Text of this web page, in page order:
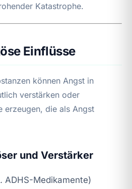
Katastrophe.
Einflüsse
können Angst in
verstärken oder
erzeugen, die als Angst
und Verstärker
ADHS-Medikamente)